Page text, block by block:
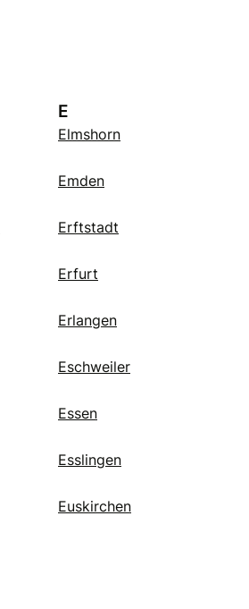
E
Elmshorn
Emden
Erftstadt
Erfurt
Erlangen
Eschweiler
Essen
Esslingen
Euskirchen